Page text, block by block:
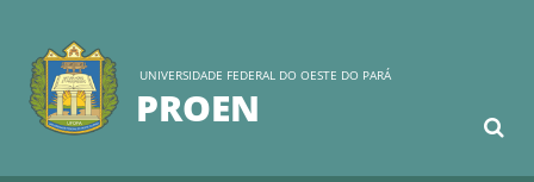
UNIVERSIDADE FEDERAL DO OESTE DO PARÁ
PROEN